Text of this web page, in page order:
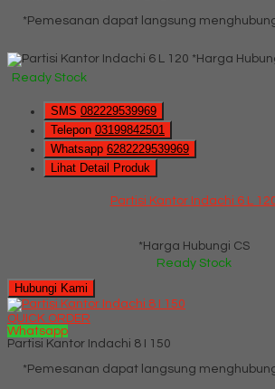
*Pemesanan dapat langsung
*Harga
Ready Stock
SMS 082229539969
Telepon 03199842501
Whatsapp 6282229539969
Lihat Detail Produk
Partisi Kantor Indachi 6 L
*Harga Hubungi CS
Ready Stock
Hubungi Kami
QUICK ORDER
Whatsapp
Partisi Kantor Indachi 8 I 150
*Pemesanan dapat langsung